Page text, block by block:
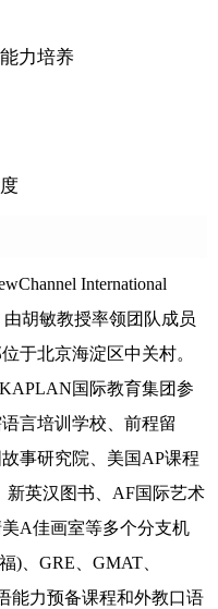
力培养
International
由胡敏教授率领团队成员
于北京海淀区中关村。
国际教育集团参
言培训学校、前程留
事研究院、美国AP课程
新英汉图书、AF国际艺术
A佳画室等多个分支机
)、GRE、GMAT、
能力预备课程和外教口语